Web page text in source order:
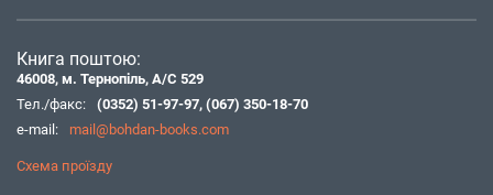
Книга поштою:
46008, м. Тернопіль, А/С 529
Тел./факс:
(0352) 51-97-97, (067) 350-18-70
e-mail:
mail@bohdan-books.com
Схема проїзду